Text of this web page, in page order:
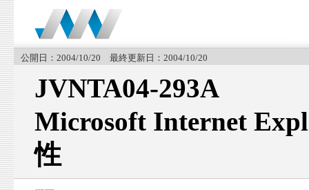
公開日：2004/10/20 最終更新日：2004/10/20
JVNTA04-293A
Microsoft Internet
性